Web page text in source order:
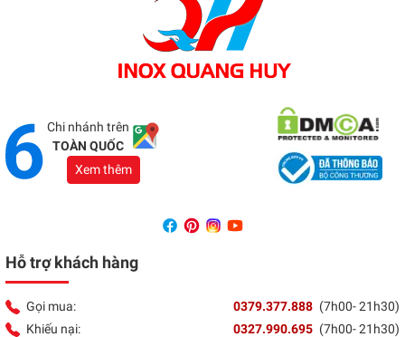
037 9377 888
Showroom Đồng Nai
Địa chỉ: 1066 - QL 51 Tổ 3- Ấp Đồng- Phước Tân-
Chi nhánh trên
TOÀN QUỐC
Xem thêm
Hỗ trợ khách hàng
Gọi mua: 0379.377.888 (7h00- 21h30)
Khiếu nại:
0327.990.695 (7h00- 21h30)